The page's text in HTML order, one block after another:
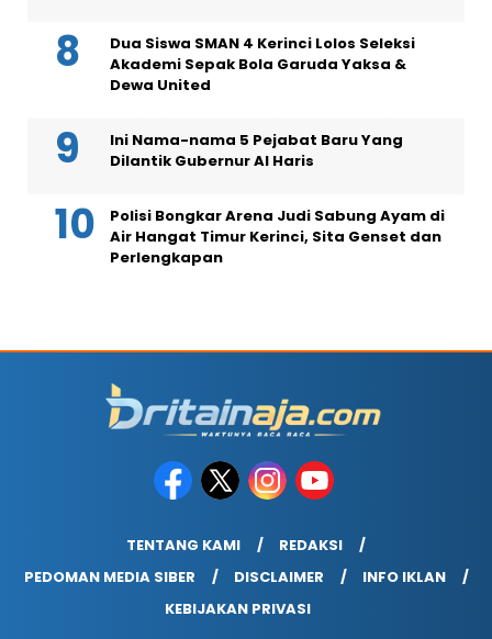
Dua Siswa SMAN 4 Kerinci Lolos Seleksi
Akademi Sepak Bola Garuda Yaksa &
Dewa United
Ini Nama-nama 5 Pejabat Baru Yang
Dilantik Gubernur Al Haris
Polisi Bongkar Arena Judi Sabung Ayam di
Air Hangat Timur Kerinci, Sita Genset dan
Perlengkapan
TENTANG KAMI
REDAKSI
PEDOMAN MEDIA SIBER
DISCLAIMER
INFO IKLAN
KEBIJAKAN PRIVASI